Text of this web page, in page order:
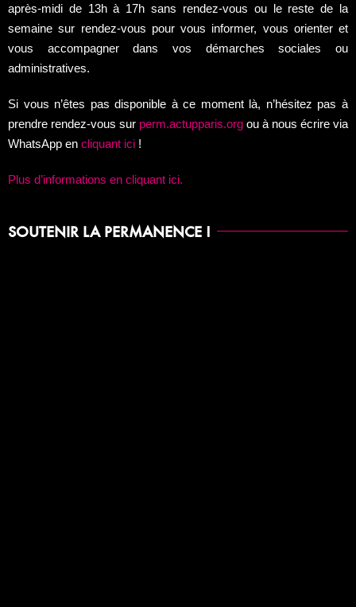
après-midi de 13h à 17h sans rendez-vous ou le reste de la
semaine sur rendez-vous pour vous informer, vous orienter et
vous accompagner dans vos démarches sociales ou
administratives.
Si vous n’êtes pas disponible à ce moment là, n’hésitez pas à
prendre rendez-vous sur perm.actupparis.org ou à nous écrire via
WhatsApp en cliquant ici !
Plus d’informations en cliquant ici.
SOUTENIR LA PERMANENCE !